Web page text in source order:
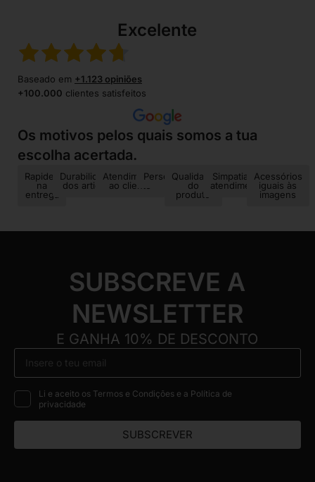
Excelente
Baseado em +1.123 opiniões
+100.000 clientes satisfeitos
Os motivos pelos quais somos a tua
escolha acertada.
Rapidez
na
entrega
Durabilidade
dos artigos
Atendimento
ao cliente
Personalização
Qualidade
do
produto
Simpatia no
atendimento
Acessórios
iguais às
imagens
SUBSCREVE A
NEWSLETTER
E GANHA 10% DE DESCONTO
Li e aceito os Termos e Condições e a Política de
privacidade
SUBSCREVER